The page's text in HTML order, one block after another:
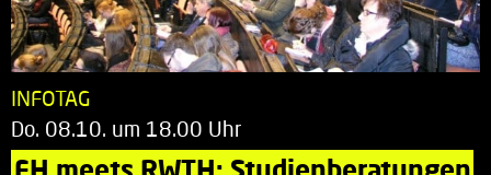
INFOTAG
Do. 08.10. um 18.00 Uhr